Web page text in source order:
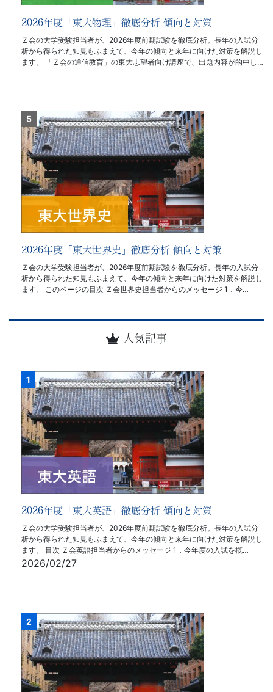
2026年度「東大物理」徹底分析 傾向と対策
Ｚ会の大学受験担当者が、2026年度前期試験を徹底分析。長年の入試分
析から得られた知見もふまえて、今年の傾向と来年に向けた対策を解説し
ます。 「Ｚ会の通信教育」の東大志望者向け講座で、出題内容が的中し…
2026年度「東大世界史」徹底分析 傾向と対策
Ｚ会の大学受験担当者が、2026年度前期試験を徹底分析。長年の入試分
析から得られた知見もふまえて、今年の傾向と来年に向けた対策を解説し
ます。 このページの目次 Ｚ会世界史担当者からのメッセージ 1．今…
人気記事
2026年度「東大英語」徹底分析 傾向と対策
Ｚ会の大学受験担当者が、2026年度前期試験を徹底分析。長年の入試分
析から得られた知見もふまえて、今年の傾向と来年に向けた対策を解説し
ます。 目次 Ｚ会英語担当者からのメッセージ 1．今年度の入試を概…
2026/02/27